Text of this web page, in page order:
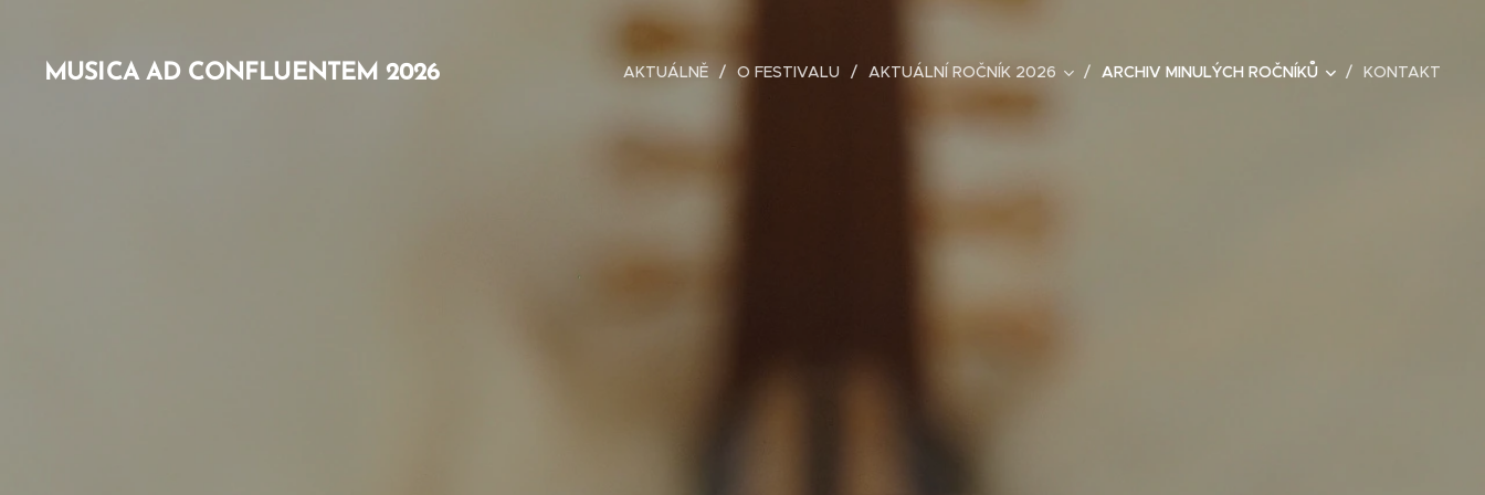
MUSICA AD CONFLUENTEM 2026 AKTUÁLNĚ O FESTIVALU AKTUÁLNÍ ROČNÍK 2026 ARCHIV MINULÝCH ROČNÍKŮ KONTAKT